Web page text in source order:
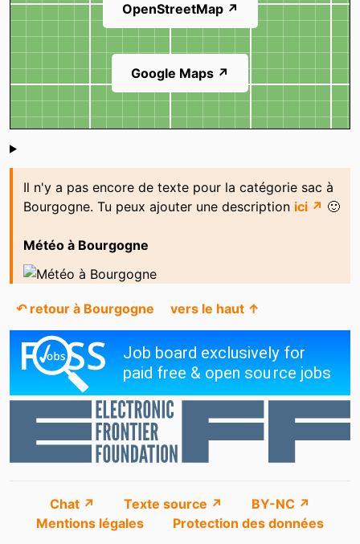
OpenStreetMap ↗
Google Maps ↗
Shoutbox
Il n'y a pas encore de texte pour la catégorie sac à
Bourgogne. Tu peux ajouter une description ici ↗ 🙂
Météo à Bourgogne
↶ retour à Bourgogne vers le haut ↑
Chat ↗ Texte source ↗
BY-NC ↗
Mentions légales
Protection des données